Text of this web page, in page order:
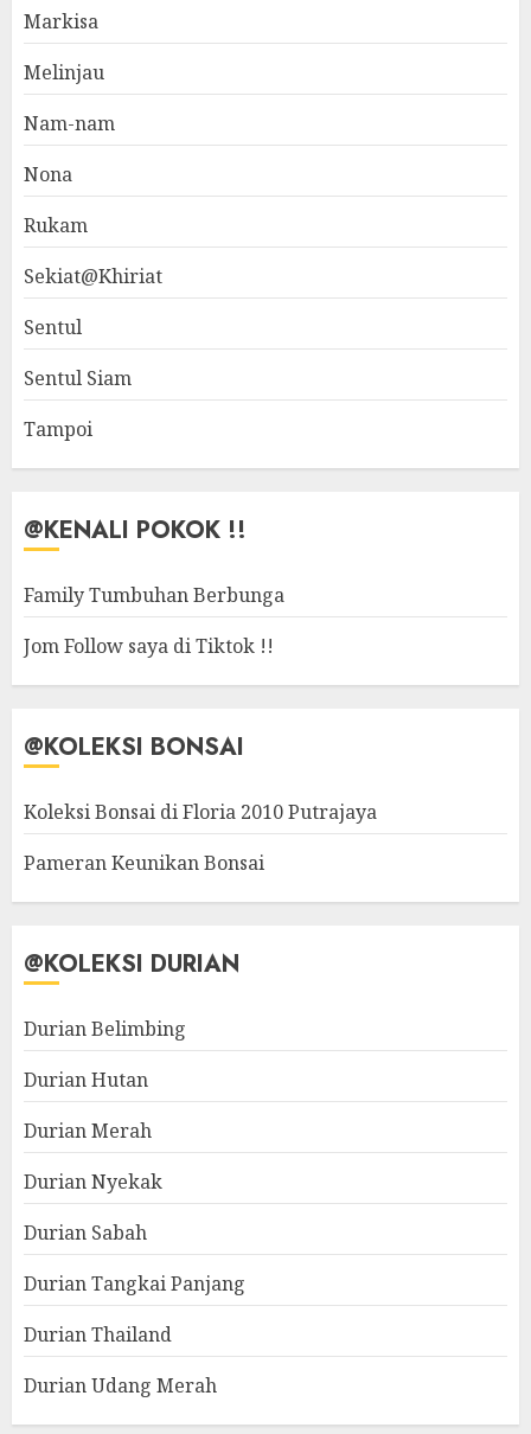
Markisa
Melinjau
Nam-nam
Nona
Rukam
Sekiat@Khiriat
Sentul
Sentul Siam
Tampoi
@KENALI POKOK !!
Family Tumbuhan Berbunga
Jom Follow saya di Tiktok !!
@KOLEKSI BONSAI
Koleksi Bonsai di Floria 2010 Putrajaya
Pameran Keunikan Bonsai
@KOLEKSI DURIAN
Durian Belimbing
Durian Hutan
Durian Merah
Durian Nyekak
Durian Sabah
Durian Tangkai Panjang
Durian Thailand
Durian Udang Merah